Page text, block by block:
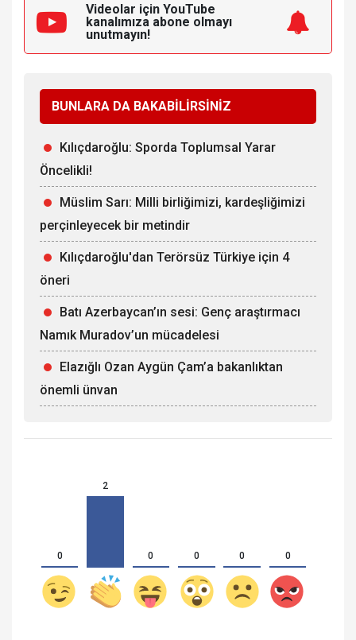
Videolar için YouTube
kanalımıza abone olmayı
unutmayın!
BUNLARA DA BAKABİLİRSİNİZ
Kılıçdaroğlu: Sporda Toplumsal Yarar
Öncelikli!
Müslim Sarı: Milli birliğimizi, kardeşliğimizi
perçinleyecek bir metindir
Kılıçdaroğlu'dan Terörsüz Türkiye için 4
öneri
Batı Azerbaycan’ın sesi: Genç araştırmacı
Namık Muradov’un mücadelesi
Elazığlı Ozan Aygün Çam’a bakanlıktan
önemli ünvan
0
2
0 0 0 0